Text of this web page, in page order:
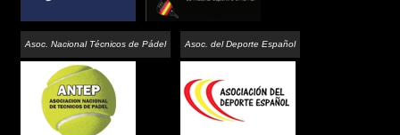
Asoc. Nacional Técnicos de Pádel Asoc. del Deporte Español